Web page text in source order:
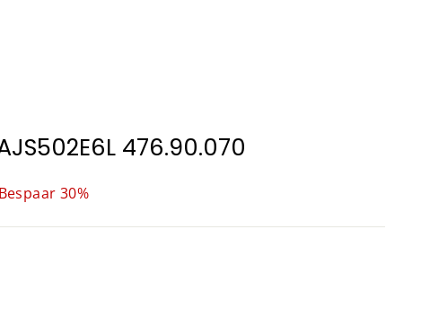
AJS502E6L 476.90.070
Bespaar 30%